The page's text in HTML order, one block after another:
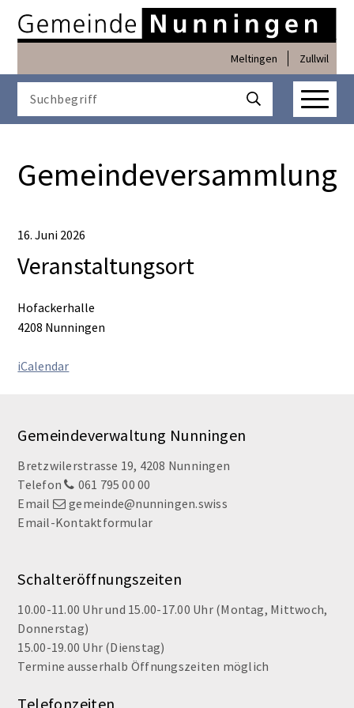
Navigieren in
Schnellnavigation
Meltingen Zullwil
Suche starten
Gemeindeversammlung
16. Juni 2026
Veranstaltungsort
Hofackerhalle
4208 Nunningen
iCalendar
Footer
Gemeindeverwaltung Nunningen
Bretzwilerstrasse 19, 4208 Nunningen
Telefon
061 795 00 00
Email
gemeinde@nunningen.swiss
Email-Kontaktformular
Schalteröffnungszeiten
10.00-11.00 Uhr und 15.00-17.00 Uhr (Montag, Mittwoch,
Donnerstag)
15.00-19.00 Uhr (Dienstag)
Termine ausserhalb Öffnungszeiten möglich
Telefonzeiten